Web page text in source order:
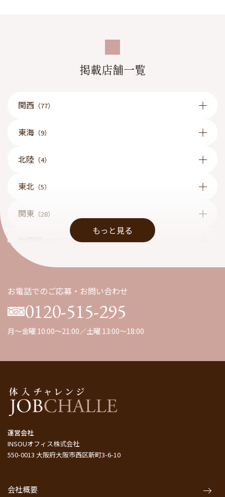
掲載店舗一覧
関西 （77）
東海 （9）
北陸 （4）
東北 （5）
関東 （28）
（1）
もっと見る
お電話でのご応募・お問い合わせ
0120-515-295
月～金曜 10:00～21:00／土曜 13:00～18:00
運営会社
INSOUオフィス株式会社
550-0013 大阪府大阪市西区新町3-6-10
会社概要